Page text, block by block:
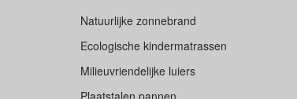
Natuurlijke zonnebrand
Ecologische kindermatrassen
Milieuvriendelijke luiers
Plaatstalen pannen